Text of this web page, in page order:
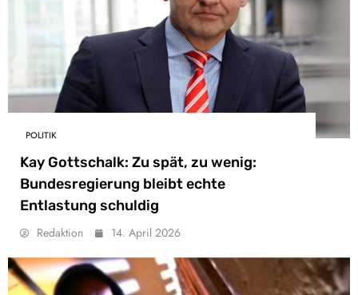
POLITIK
Kay Gottschalk: Zu spät, zu wenig:
Bundesregierung bleibt echte
Entlastung schuldig
Redaktion 14. April 2026